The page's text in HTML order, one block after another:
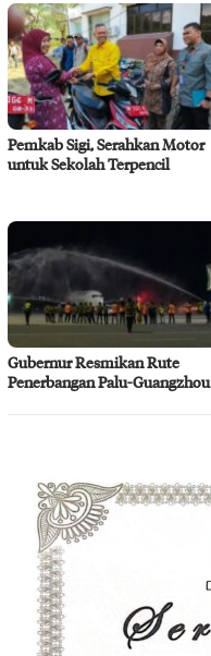
Pemkab Sigi, Serahkan Motor
untuk Sekolah Terpencil
Gubernur Resmikan Rute
Penerbangan Palu-Guangzhou